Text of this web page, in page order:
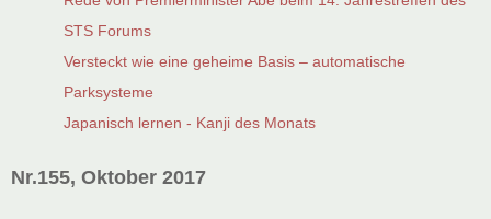
STS Forums
Versteckt wie eine geheime Basis – automatische
Parksysteme
Japanisch lernen - Kanji des Monats
Nr.155, Oktober 2017